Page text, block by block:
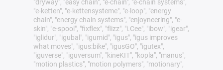
"dryway", "easy chain", "e-chain", "e-chain systems",
"e-ketten", "e-kettensysteme", "e-loop", "energy
chain", "energy chain systems", "enjoyneering", "e-
skin", "e-spool", "fixflex", "flizz", "i.Cee", "ibow", "igear",
"iglidur", "igubal", "igumid", "igus", "igus improves
what moves", "igus:bike", "igusGO", "igutex",
"iguverse", "iguversum", "kineKIT", "kopla", "manus",
"motion plastics", "motion polymers", "motionary",